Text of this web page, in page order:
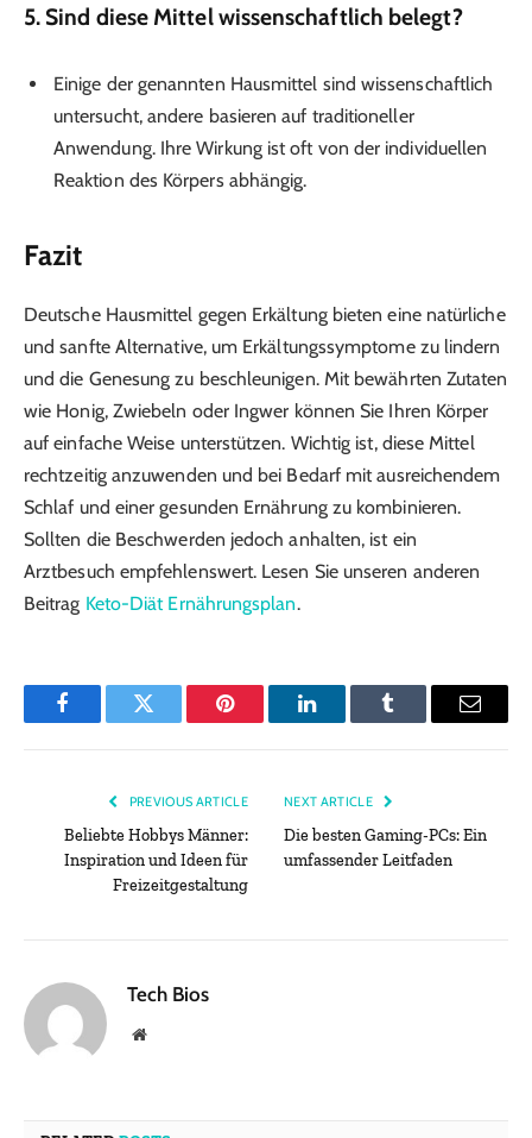
5. Sind diese Mittel wissenschaftlich belegt?
Einige der genannten Hausmittel sind wissenschaftlich
untersucht, andere basieren auf traditioneller
Anwendung. Ihre Wirkung ist oft von der individuellen
Reaktion des Körpers abhängig.
Fazit
Deutsche Hausmittel gegen Erkältung bieten eine natürliche
und sanfte Alternative, um Erkältungssymptome zu lindern
und die Genesung zu beschleunigen. Mit bewährten Zutaten
wie Honig, Zwiebeln oder Ingwer können Sie Ihren Körper
auf einfache Weise unterstützen. Wichtig ist, diese Mittel
rechtzeitig anzuwenden und bei Bedarf mit ausreichendem
Schlaf und einer gesunden Ernährung zu kombinieren.
Sollten die Beschwerden jedoch anhalten, ist ein
Arztbesuch empfehlenswert. Lesen Sie unseren anderen
Beitrag Keto-Diät Ernährungsplan.
FacebookTwitter Pinterest LinkedInTumblr Email
PREVIOUS ARTICLE
Beliebte Hobbys Männer:
Inspiration und Ideen für
Freizeitgestaltung
NEXT ARTICLE
Die besten Gaming-PCs: Ein
umfassender Leitfaden
Tech Bios
Website